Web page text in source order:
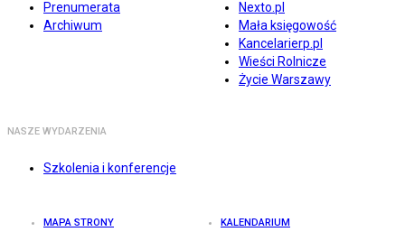
Prenumerata
Archiwum
Nexto.pl
Mała księgowość
Kancelarierp.pl
Wieści Rolnicze
Życie Warszawy
NASZE WYDARZENIA
Szkolenia i konferencje
MAPA STRONY KALENDARIUM